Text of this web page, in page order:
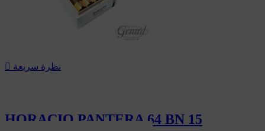
 نظرة سريعة
HORACIO PANTERA 64 BN 15